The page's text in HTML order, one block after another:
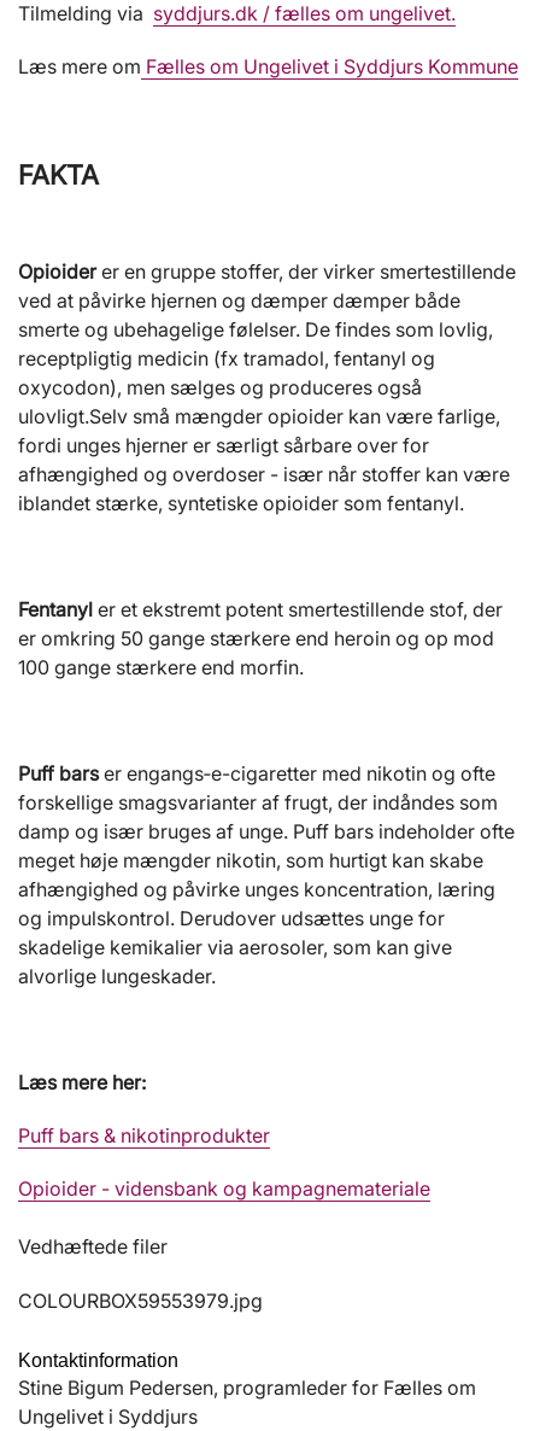
Tilmelding via syddjurs.dk / fælles om ungelivet.
Læs mere om Fælles om Ungelivet i Syddjurs Kommune
FAKTA
Opioiderer en gruppe stoffer, der virker smertestillende
ved at påvirke hjernen og dæmper dæmper både
smerte og ubehagelige følelser. De findes som lovlig,
receptpligtig medicin (fx tramadol, fentanyl og
oxycodon), men sælges og produceres også
ulovligt.Selv små mængder opioider kan være farlige,
fordi unges hjerner er særligt sårbare over for
afhængighed og overdoser - især når stoffer kan være
iblandet stærke, syntetiske opioider som fentanyl.
Fentanyl er et ekstremt potent smertestillende stof, der
er omkring 50 gange stærkere end heroin og op mod
100 gange stærkere end morfin.
Puff barser engangs‑e-cigaretter med nikotin og ofte
forskellige smagsvarianter af frugt, der indåndes som
damp og især bruges af unge. Puff bars indeholder ofte
meget høje mængder nikotin, som hurtigt kan skabe
afhængighed og påvirke unges koncentration, læring
og impulskontrol. Derudover udsættes unge for
skadelige kemikalier via aerosoler, som kan give
alvorlige lungeskader.
Læs mere her:
Puff bars & nikotinprodukter
Opioider - vidensbank og kampagnemateriale
Vedhæftede filer
COLOURBOX59553979.jpg
Kontaktinformation
Stine Bigum Pedersen, programleder for Fælles om
Ungelivet i Syddjurs